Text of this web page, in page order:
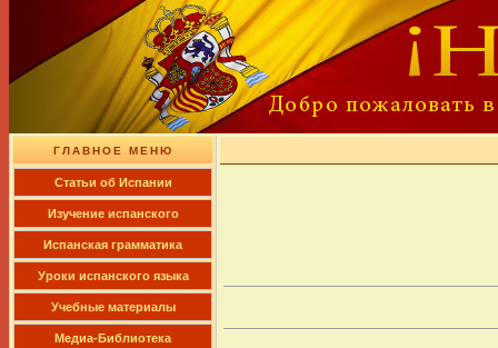
ГЛАВНОЕ МЕНЮ
Cтатьи об Испании
Изучение испанского
Испанская грамматика
Уроки испанского языка
Учебные материалы
Медиа-Библиотека